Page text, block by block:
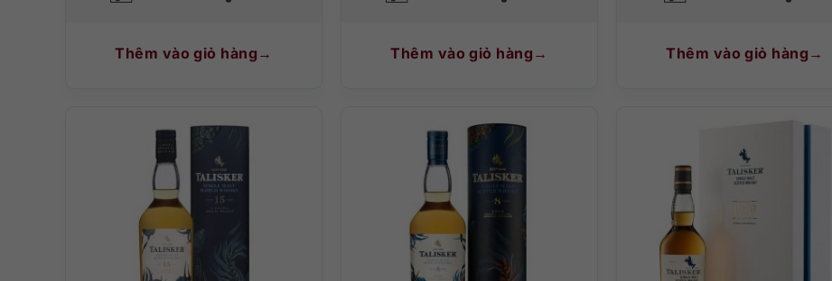
Thêm vào giỏ hàng Thêm vào giỏ hàng Thêm vào giỏ hàng